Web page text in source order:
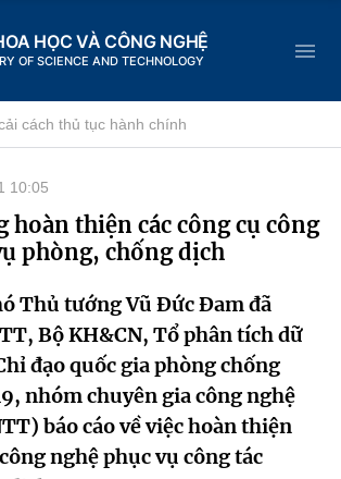
HỌC VÀ CÔNG NGHỆ
OF SCIENCE AND TECHNOLOGY
vụ
nghệ
tạo
cách thủ tục hành chính
10:05
hoàn thiện các công cụ công
phòng, chống dịch
Thủ tướng Vũ Đức Đam đã
Bộ KH&CN, Tổ phân tích dữ
đạo quốc gia phòng chống
nhóm chuyên gia công nghệ
báo cáo về việc hoàn thiện
nghệ phục vụ công tác